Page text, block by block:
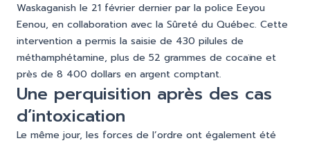
Waskaganish le 21 février dernier par la police Eeyou
Eenou, en collaboration avec la Sûreté du Québec. Cette
intervention a permis la saisie de 430 pilules de
méthamphétamine, plus de 52 grammes de cocaïne et
près de 8 400 dollars en argent comptant.
Une perquisition après des cas
d’intoxication
Le même jour, les forces de l’ordre ont également été